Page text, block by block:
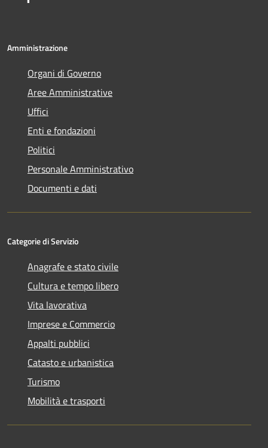
Amministrazione
Organi di Governo
Aree Amministrative
Uffici
Enti e fondazioni
Politici
Personale Amministrativo
Documenti e dati
Categorie di Servizio
Anagrafe e stato civile
Cultura e tempo libero
Vita lavorativa
Imprese e Commercio
Appalti pubblici
Catasto e urbanistica
Turismo
Mobilità e trasporti